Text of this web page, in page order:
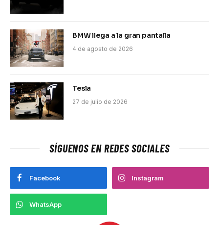
BMW llega a la gran pantalla
4 de agosto de 2026
Tesla
27 de julio de 2026
SÍGUENOS EN REDES SOCIALES
Facebook Instagram
WhatsApp